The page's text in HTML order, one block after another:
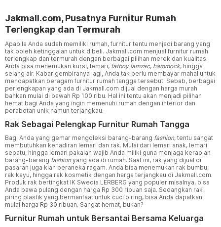
Jakmall.com, Pusatnya Furnitur Rumah
Terlengkap dan Termurah
Apabila Anda sudah memiliki rumah, furnitur tentu menjadi barang yang
tak boleh ketinggalan untuk dibeli. Jakmall.com menjual furnitur rumah
terlengkap dan termurah dengan berbagai pilihan merek dan kualitas.
Anda bisa menemukan kursi, lemari, fatboy lamzac, hammock, hingga
selang air. Kabar gembiranya lagi, Anda tak perlu membayar mahal untuk
mendapatkan beragam furnitur rumah tangga tersebut. Sebab, berbagai
perlengkapan yang ada di Jakmall.com dijual dengan harga murah
bahkan mulai di bawah Rp 100 ribu. Hal ini tentu akan menjadi pilihan
hemat bagi Anda yang ingin memenuhi rumah dengan interior dan
perabotan unik namun terjangkau.
Rak Sebagai Pelengkap Furnitur Rumah Tangga
Bagi Anda yang gemar mengoleksi barang-barang fashion, tentu sangat
membutuhkan kehadiran lemari dan rak. Mulai dari lemari anak, lemari
sepatu, hingga lemari pakaian wajib Anda miliki guna menjaga kerapian
barang-barang fashionyang ada di rumah. Saat ini, rak yang dijual di
pasaran juga kian beraneka ragam. Anda bisa menemukan rak bumbu,
rak kayu, hingga rak kosmetik dengan harga terjangkau di Jakmall.com.
Produk rak bertingkat IK Swedia LERBERG yang populer misalnya, bisa
Anda bawa pulang dengan harga Rp 300 ribuan saja. Sedangkan rak
piring plastik yang bermanfaat untuk cuci piring, bisa Anda dapatkan
mulai harga Rp 30 ribuan. Sangat hemat, bukan?
Furnitur Rumah untuk Bersantai Bersama Keluarga